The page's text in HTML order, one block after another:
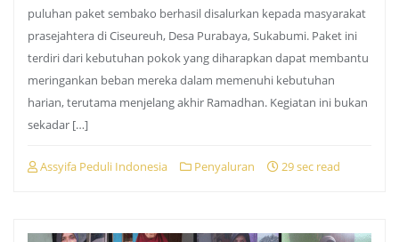
puluhan paket sembako berhasil disalurkan kepada masyarakat
prasejahtera di Ciseureuh, Desa Purabaya, Sukabumi. Paket ini
terdiri dari kebutuhan pokok yang diharapkan dapat membantu
meringankan beban mereka dalam memenuhi kebutuhan
harian, terutama menjelang akhir Ramadhan. Kegiatan ini bukan
sekadar […]
Assyifa Peduli Indonesia Penyaluran 29 sec read